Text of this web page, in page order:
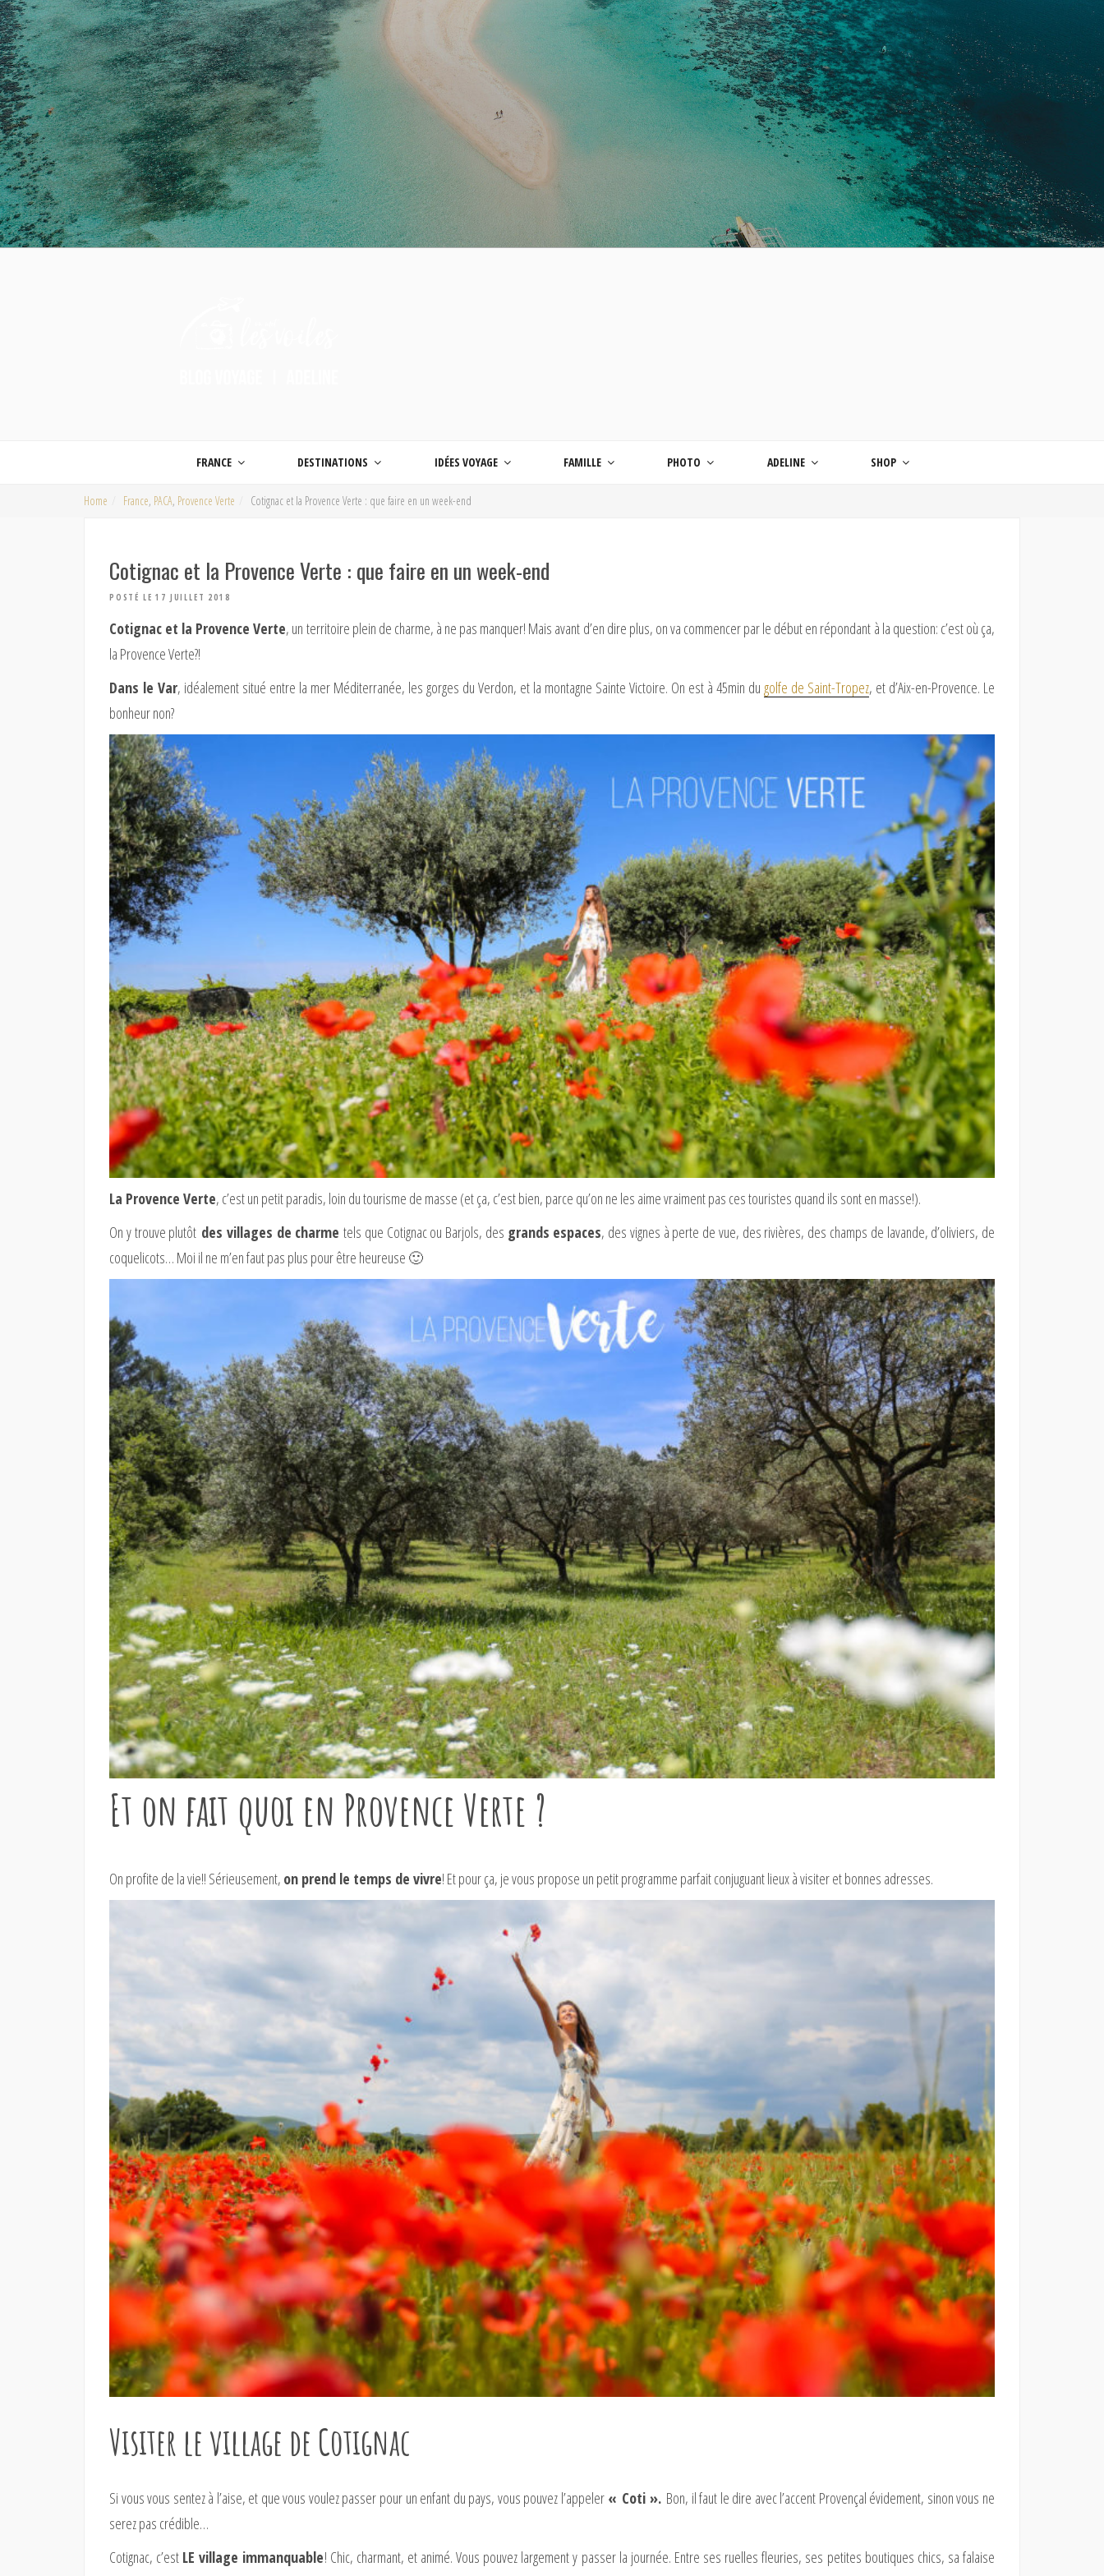
FRANCE DESTINATIONS IDÉES VOYAGE FAMILLE PHOTO ADELINE SHOP
Home France, PACA, Provence Verte Cotignac et la Provence Verte : que faire en un week-end
Cotignac et la Provence Verte : que faire en un week-end
POSTÉ LE 17 JUILLET 2018
Cotignac et la Provence Verte, un territoire plein de charme, à ne pas manquer! Mais avant d’en dire plus, on va commencer par le début en répondant à la question: c’est où ça,
la Provence Verte?!
Dans le Var, idéalement situé entre la mer Méditerranée, les gorges du Verdon, et la montagne Sainte Victoire. On est à 45min du golfe de Saint-Tropez, et d’Aix-en-Provence. Le
bonheur non?
La Provence Verte, c’est un petit paradis, loin du tourisme de masse (et ça, c’est bien, parce qu’on ne les aime vraiment pas ces touristes quand ils sont en masse!).
On y trouve plutôt des villages de charmetels que Cotignac ou Barjols, des grands espaces, des vignes à perte de vue, des rivières, des champs de lavande, d’oliviers, de
coquelicots… Moi il ne m’en faut pas plus pour être heureuse 🙂
Et on fait quoi en Provence Verte ?
On profite de la vie!! Sérieusement, on prend le temps de vivre! Et pour ça, je vous propose un petit programme parfait conjuguant lieux à visiter et bonnes adresses.
Visiter le village de Cotignac
Si vous vous sentez à l’aise, et que vous voulez passer pour un enfant du pays, vous pouvez l’appeler« Coti ». Bon, il faut le dire avec l’accent Provençal évidement, sinon vous ne
serez pas crédible…
Cotignac, c’est LE village immanquable! Chic, charmant, et animé. Vous pouvez largement y passer la journée. Entre ses ruelles fleuries, ses petites boutiques chics, sa falaise